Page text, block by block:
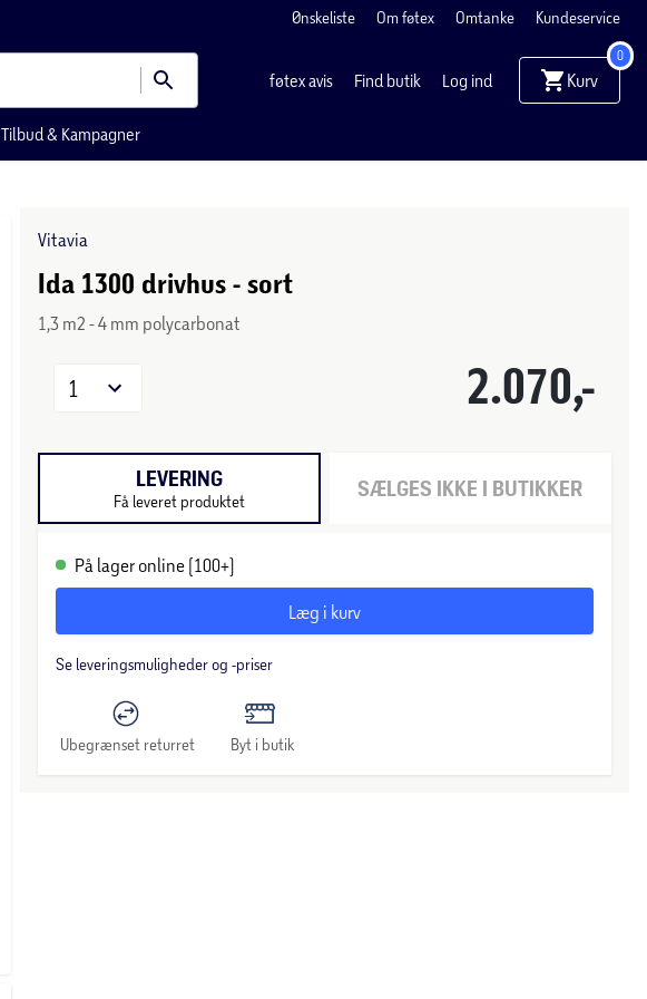
Ønskeliste Om føtex Omtanke Kundeservice
føtex avis Find butik Log ind Kurv
0
Tilbud & Kampagner
Vitavia
Ida 1300 drivhus - sort
1,3 m2 - 4 mm polycarbonat
2.070,-
1
LEVERING
Få leveret produktet SÆLGES IKKE I BUTIKKER
På lager online (100+)
Læg i kurv
Se leveringsmuligheder og -priser
Ubegrænset returret Byt i butik